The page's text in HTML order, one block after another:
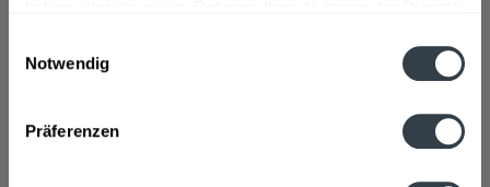
Notwendig
Präferenzen
Brennwert 45 kcal / 217 kJ Fett 0,02 g davon gesättigte